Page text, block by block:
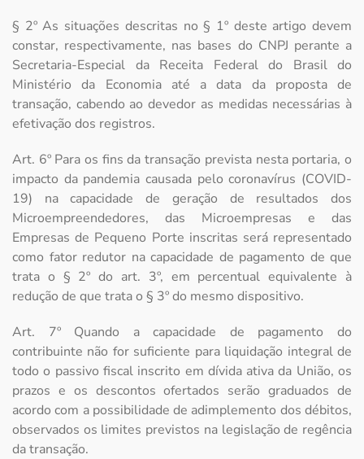
§ 2º As situações descritas no § 1º deste artigo devem
constar, respectivamente, nas bases do CNPJ perante a
Secretaria-Especial da Receita Federal do Brasil do
Ministério da Economia até a data da proposta de
transação, cabendo ao devedor as medidas necessárias à
efetivação dos registros.
Art. 6º Para os fins da transação prevista nesta portaria, o
impacto da pandemia causada pelo coronavírus (COVID-
19) na capacidade de geração de resultados dos
Microempreendedores, das Microempresas e das
Empresas de Pequeno Porte inscritas será representado
como fator redutor na capacidade de pagamento de que
trata o § 2º do art. 3º, em percentual equivalente à
redução de que trata o § 3º do mesmo dispositivo.
Art. 7º Quando a capacidade de pagamento do
contribuinte não for suficiente para liquidação integral de
todo o passivo fiscal inscrito em dívida ativa da União, os
prazos e os descontos ofertados serão graduados de
acordo com a possibilidade de adimplemento dos débitos,
observados os limites previstos na legislação de regência
da transação.